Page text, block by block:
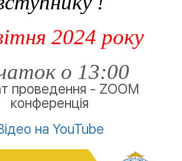
2024 року
о 13:00
проведення - ZOOM
конференція
на YouTube